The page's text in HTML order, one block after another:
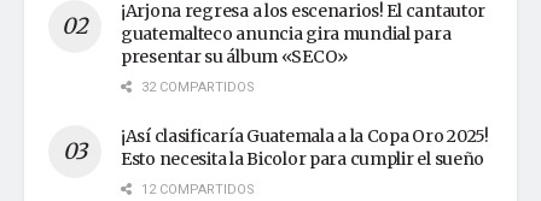
¡Arjona regresa a los escenarios! El cantautor
guatemalteco anuncia gira mundial para
presentar su álbum «SECO»
32 COMPARTIDOS
¡Así clasificaría Guatemala a la Copa Oro 2025!
Esto necesita la Bicolor para cumplir el sueño
12 COMPARTIDOS